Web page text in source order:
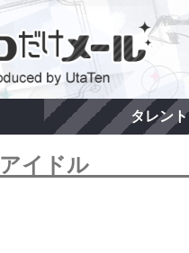
タレント
アイドル